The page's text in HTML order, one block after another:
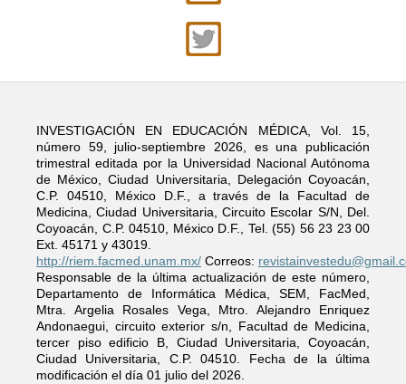
INVESTIGACIÓN EN EDUCACIÓN MÉDICA, Vol. 15,
número 59, julio-septiembre 2026, es una publicación
trimestral editada por la Universidad Nacional Autónoma
de México, Ciudad Universitaria, Delegación Coyoacán,
C.P. 04510, México D.F., a través de la Facultad de
Medicina, Ciudad Universitaria, Circuito Escolar S/N, Del.
Coyoacán, C.P. 04510, México D.F., Tel. (55) 56 23 23 00
Ext. 45171 y 43019.
http://riem.facmed.unam.mx/ Correos:
Responsable de la última actualización de este número,
Departamento de Informática Médica, SEM, FacMed,
Mtra. Argelia Rosales Vega, Mtro. Alejandro Enriquez
Andonaegui, circuito exterior s/n, Facultad de Medicina,
tercer piso edificio B, Ciudad Universitaria, Coyoacán,
Ciudad Universitaria, C.P. 04510. Fecha de la última
modificación el día 01 julio del 2026.